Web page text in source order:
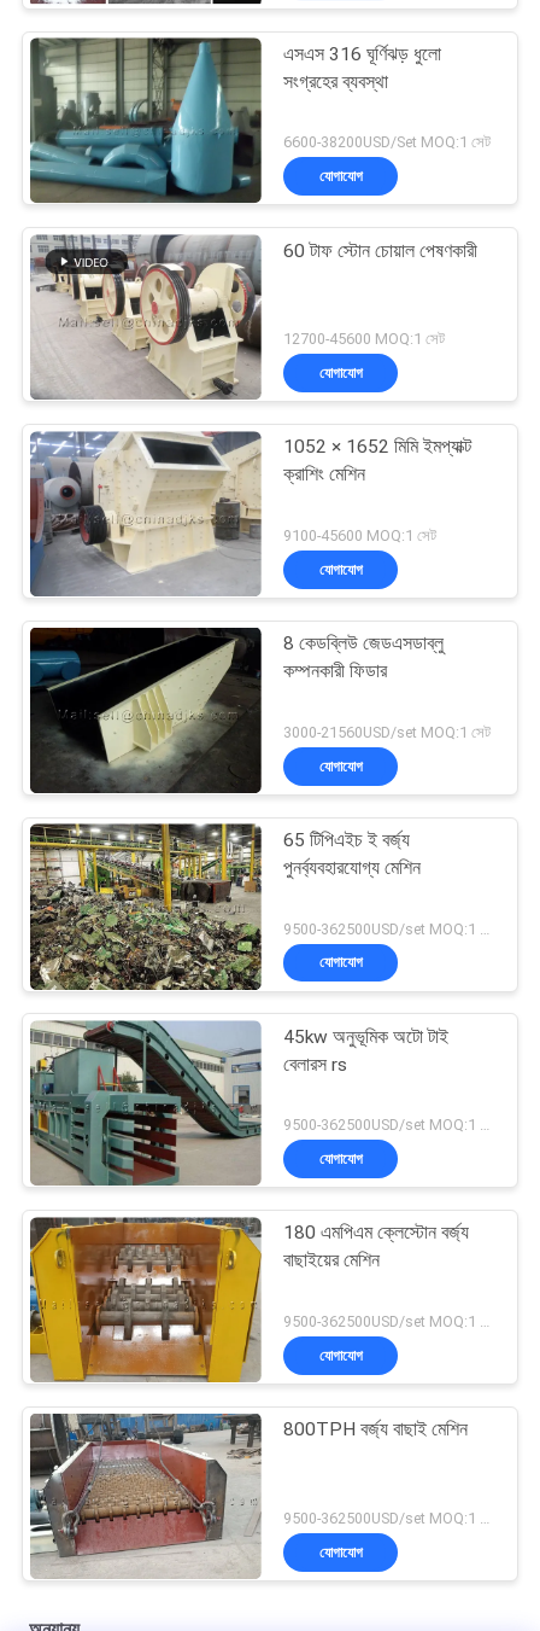
এসএস 316 ঘূর্ণিঝড় ধুলো
সংগ্রহের ব্যবস্থা
6600-38200USD/Set MOQ:1 সেট
যোগাযোগ
60 টাফ স্টোন চোয়াল পেষণকারী
12700-45600 MOQ:1 সেট
যোগাযোগ
1052 × 1652 মিমি ইমপ্যাক্ট
ক্রাশিং মেশিন
9100-45600 MOQ:1 সেট
যোগাযোগ
8 কেডব্লিউ জেডএসডাব্লু
কম্পনকারী ফিডার
3000-21560USD/set MOQ:1 সেট
যোগাযোগ
65 টিপিএইচ ই বর্জ্য
পুনর্ব্যবহারযোগ্য মেশিন
যোগাযোগ
45kw অনুভূমিক অটো টাই
বেলারস rs
9500-362500USD/set MOQ:1 সেট
যোগাযোগ
180 এমপিএম ক্লেস্টোন বর্জ্য
বাছাইয়ের মেশিন
9500-362500USD/set MOQ:1 সেট
যোগাযোগ
800TPH বর্জ্য বাছাই মেশিন
যোগাযোগ